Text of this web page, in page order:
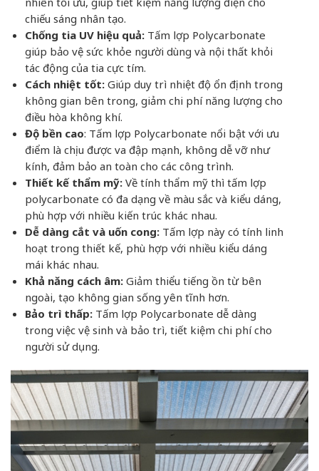
chiếu sáng nhân tạo.
Chống tia UV hiệu quả: Tấm lợp Polycarbonate
giúp bảo vệ sức khỏe người dùng và nội thất khỏi
tác động của tia cực tím.
Cách nhiệt tốt:Giúp duy trì nhiệt độ ổn định trong
không gian bên trong, giảm chi phí năng lượng cho
điều hòa không khí.
Độ bền cao: Tấm lợp Polycarbonate nổi bật với ưu
điểm là chịu được va đập mạnh, không dễ vỡ như
kính, đảm bảo an toàn cho các công trình.
Thiết kế thẩm mỹ:Về tính thẩm mỹ thì tấm lợp
polycarbonate có đa dạng về màu sắc và kiểu dáng,
phù hợp với nhiều kiến trúc khác nhau.
Dễ dàng cắt và uốn cong:Tấm lợp này có tính linh
hoạt trong thiết kế, phù hợp với nhiều kiểu dáng
mái khác nhau.
Khả năng cách âm: Giảm thiểu tiếng ồn từ bên
ngoài, tạo không gian sống yên tĩnh hơn.
Bảo trì thấp:Tấm lợp Polycarbonate dễ dàng
trong việc vệ sinh và bảo trì, tiết kiệm chi phí cho
người sử dụng.